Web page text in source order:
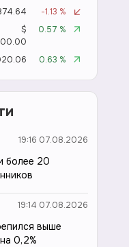
-1.13 %
$
0.57 %
0.63 %
19:16 07.08.2026
более 20
19:14 07.08.2026
выше
0,2%